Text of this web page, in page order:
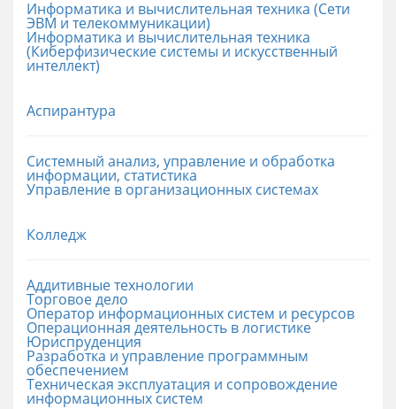
Информатика и вычислительная техника (Сети
ЭВМ и телекоммуникации)
Информатика и вычислительная техника
(Киберфизические системы и искусственный
интеллект)
Аспирантура
Системный анализ, управление и обработка
информации, статистика
Управление в организационных системах
Колледж
Аддитивные технологии
Торговое дело
Оператор информационных систем и ресурсов
Операционная деятельность в логистике
Юриспруденция
Разработка и управление программным
обеспечением
Техническая эксплуатация и сопровождение
информационных систем